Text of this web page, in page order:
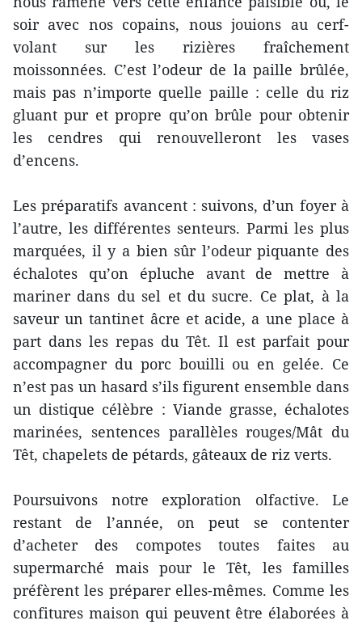
soir avec nos copains, nous jouions au cerf-
volant sur les rizières fraîchement
moissonnées. C’est l’odeur de la paille brûlée,
mais pas n’importe quelle paille : celle du riz
gluant pur et propre qu’on brûle pour obtenir
les cendres qui renouvelleront les vases
d’encens.
Les préparatifs avancent : suivons, d’un foyer à
l’autre, les différentes senteurs. Parmi les plus
marquées, il y a bien sûr l’odeur piquante des
échalotes qu’on épluche avant de mettre à
mariner dans du sel et du sucre. Ce plat, à la
saveur un tantinet âcre et acide, a une place à
part dans les repas du Têt. Il est parfait pour
accompagner du porc bouilli ou en gelée. Ce
n’est pas un hasard s’ils figurent ensemble dans
un distique célèbre : Viande grasse, échalotes
marinées, sentences parallèles rouges/Mât du
Têt, chapelets de pétards, gâteaux de riz verts.
Poursuivons notre exploration olfactive. Le
restant de l’année, on peut se contenter
d’acheter des compotes toutes faites au
supermarché mais pour le Têt, les familles
préfèrent les préparer elles-mêmes. Comme les
confitures maison qui peuvent être élaborées à